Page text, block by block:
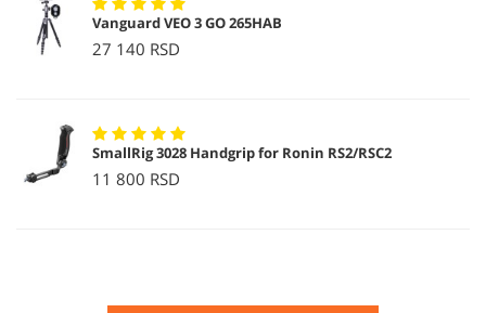
Vanguard VEO 3 GO 265HAB
27 140 RSD
SmallRig 3028 Handgrip for Ronin RS2/RSC2
11 800 RSD